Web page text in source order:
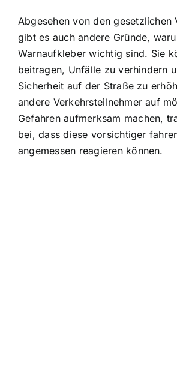
Abgesehen von den gesetzlichen
gibt es auch andere Gründe,
Warnaufkleber wichtig sind. Sie
beitragen, Unfälle zu verhindern
Sicherheit auf der Straße zu
andere Verkehrsteilnehmer auf
Gefahren aufmerksam machen,
bei, dass diese vorsichtiger
angemessen reagieren können.